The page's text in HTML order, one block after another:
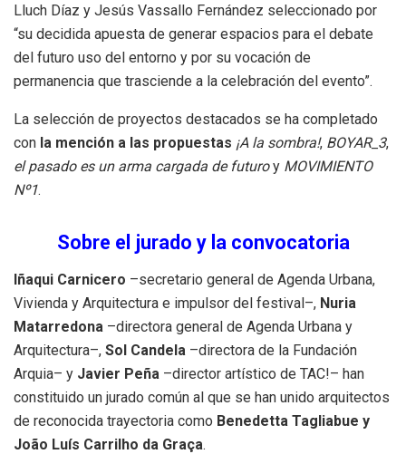
Lluch Díaz y Jesús Vassallo Fernández seleccionado por
“su decidida apuesta de generar espacios para el debate
del futuro uso del entorno y por su vocación de
permanencia que trasciende a la celebración del evento”.
La selección de proyectos destacados se ha completado
con la mención a las propuestas ¡A la sombra!, BOYAR_3,
el pasado es un arma cargada de futuroy MOVIMIENTO
Nº1.
Sobre el jurado y la convocatoria
Iñaqui Carnicero –secretario general de Agenda Urbana,
Vivienda y Arquitectura e impulsor del festival–, Nuria
Matarredona –directora general de Agenda Urbana y
Arquitectura–, Sol Candela –directora de la Fundación
Arquia– y Javier Peña –director artístico de TAC!– han
constituido un jurado común al que se han unido arquitectos
de reconocida trayectoria como Benedetta Tagliabue y
João Luís Carrilho da Graça.